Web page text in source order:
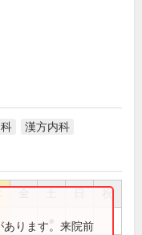
漢方内科
祝
あります。来院前